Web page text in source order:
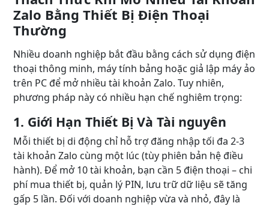
Zalo Bằng Thiết Bị Điện Thoại
Thường
Nhiều doanh nghiệp bắt đầu bằng cách sử dụng điện
thoại thông minh, máy tính bảng hoặc giả lập máy ảo
trên PC để mở nhiều tài khoản Zalo. Tuy nhiên,
phương pháp này có nhiều hạn chế nghiêm trọng:
1. Giới Hạn Thiết Bị Và Tài nguyên
Mỗi thiết bị di động chỉ hỗ trợ đăng nhập tối đa 2-3
tài khoản Zalo cùng một lúc (tùy phiên bản hệ điều
hành). Để mở 10 tài khoản, bạn cần 5 điện thoại – chi
phí mua thiết bị, quản lý PIN, lưu trữ dữ liệu sẽ tăng
gấp 5 lần. Đối với doanh nghiệp vừa và nhỏ, đây là